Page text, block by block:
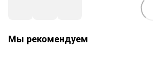
Мы рекомендуем